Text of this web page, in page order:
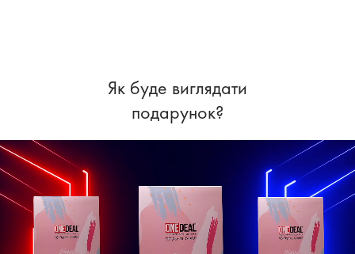
Як буде виглядати
подарунок?